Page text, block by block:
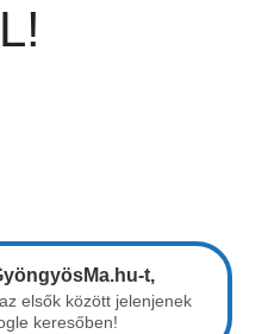
t,
elsők között jelenjenek
keresőben!